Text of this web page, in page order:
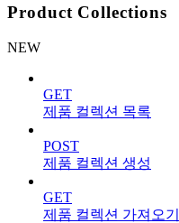
Product Collections
NEW
GET
제품 컬렉션 목록
POST
제품 컬렉션 생성
GET
제품 컬렉션 가져오기